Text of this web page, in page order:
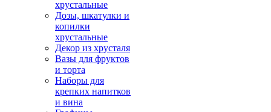
хрустальные
Дозы, шкатулки и
копилки
хрустальные
Декор из хрусталя
Вазы для фруктов
и торта
Наборы для
крепких напитков
и вина